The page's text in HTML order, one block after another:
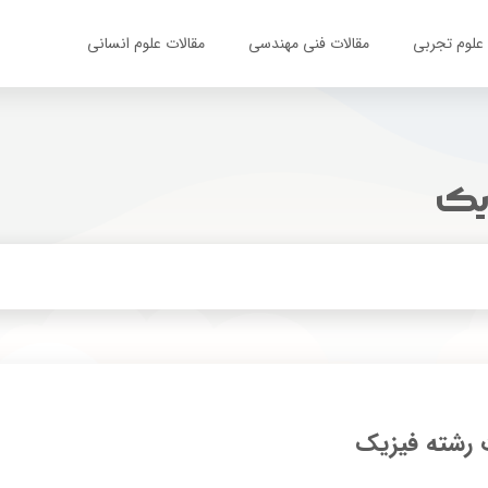
علوم تجربی مقالات فنی مهندسی مقالات علوم انسانی
رشته فیزیک